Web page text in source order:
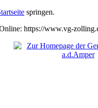
springen.
https://www.vg-